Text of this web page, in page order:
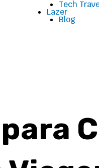
Tech
Lazer
Blog